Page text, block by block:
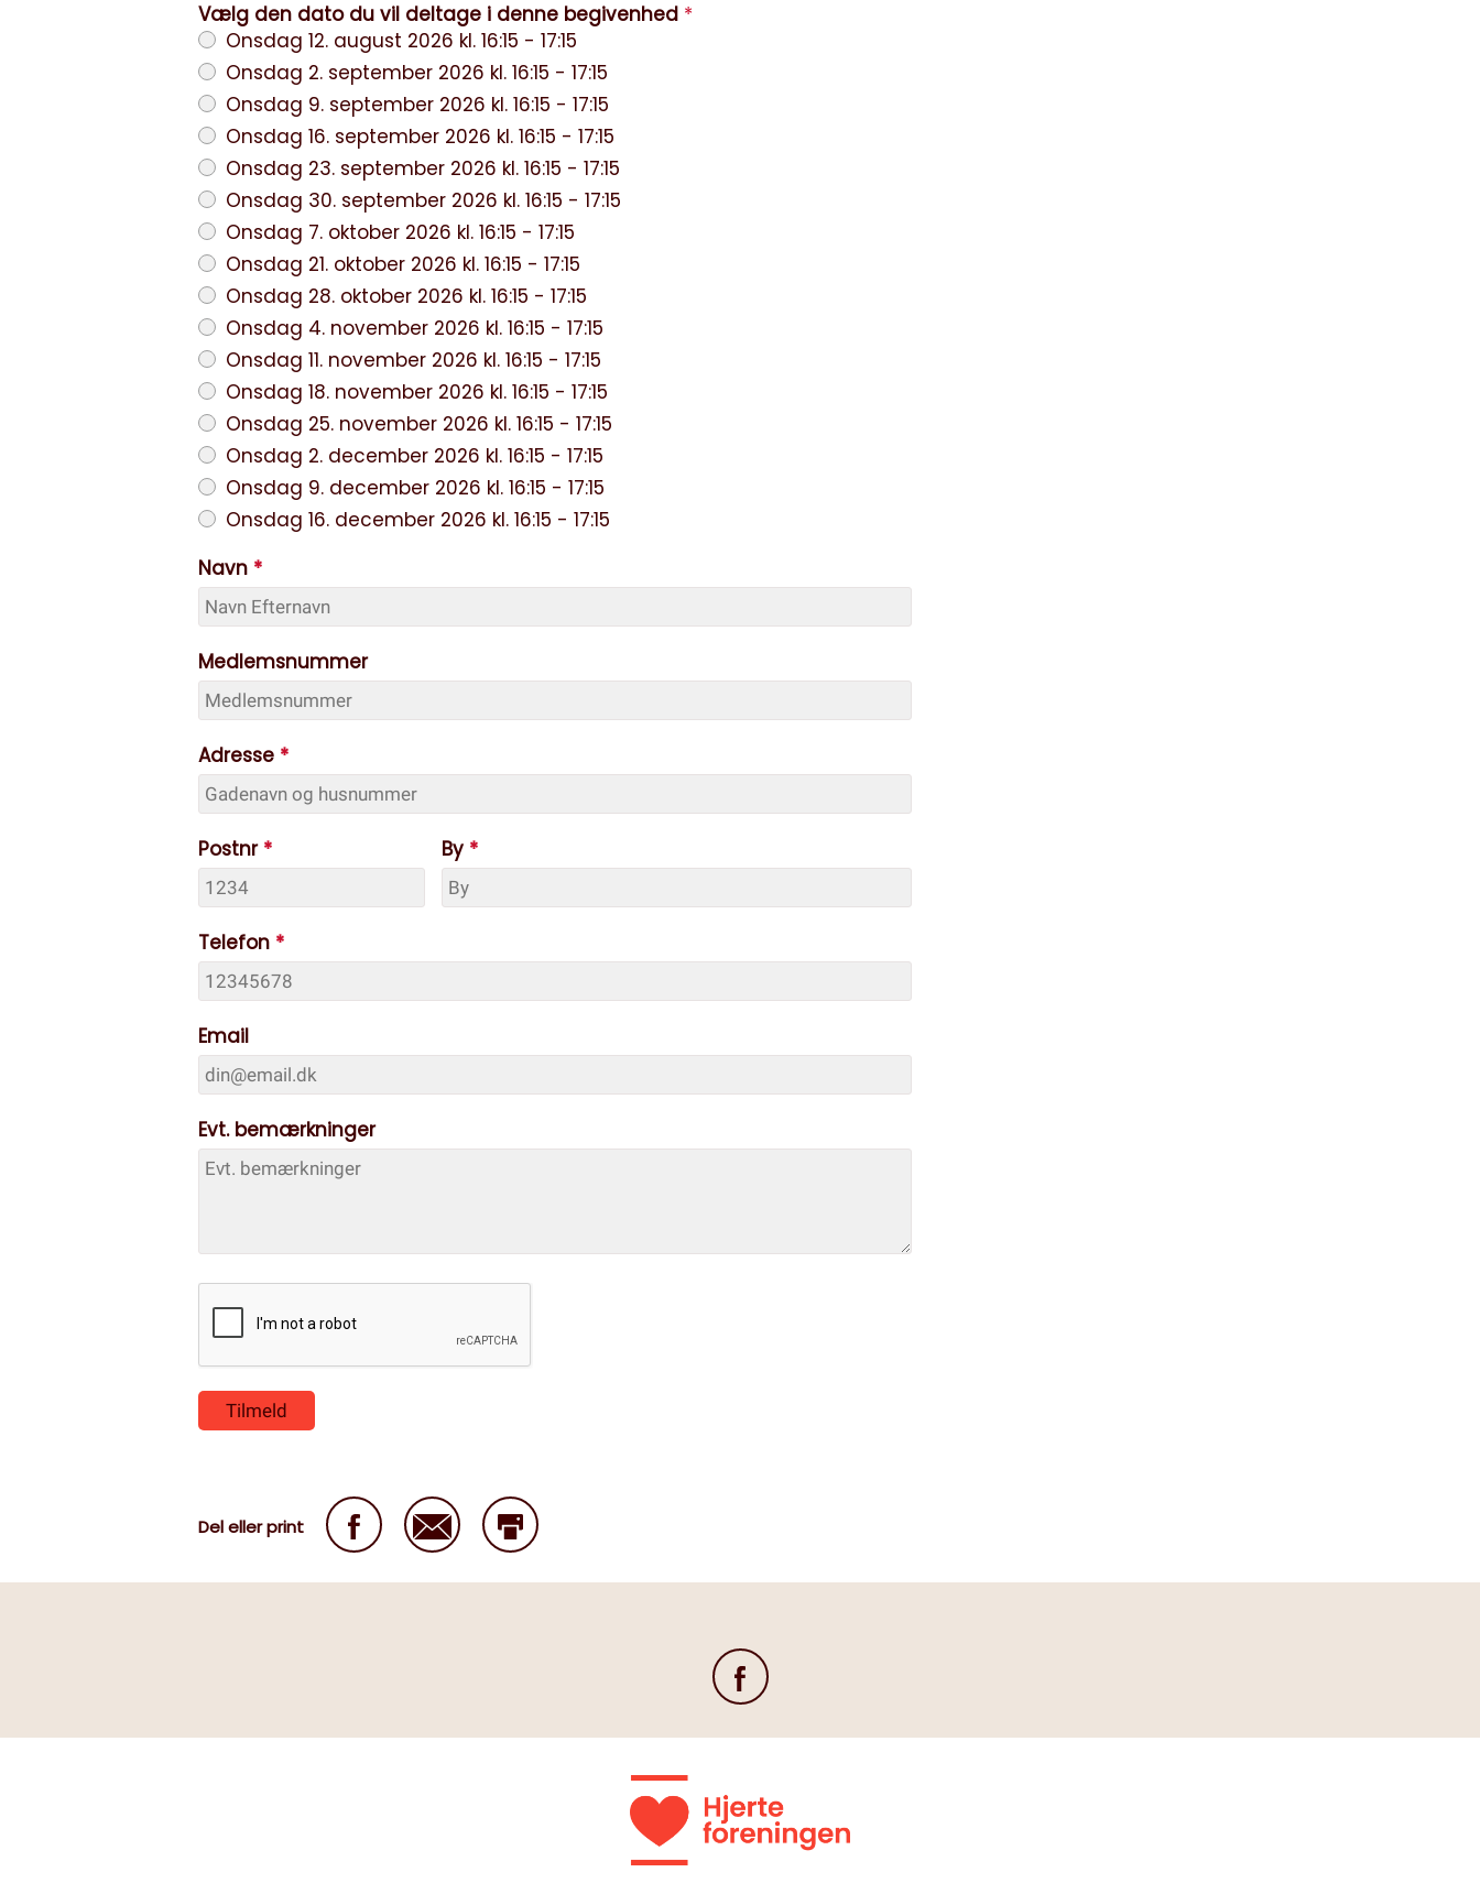
Vælg den dato du vil deltage i denne begivenhed *
Onsdag 12. august 2026 kl. 16:15 - 17:15
Onsdag 2. september 2026 kl. 16:15 - 17:15
Onsdag 9. september 2026 kl. 16:15 - 17:15
Onsdag 16. september 2026 kl. 16:15 - 17:15
Onsdag 23. september 2026 kl. 16:15 - 17:15
Onsdag 30. september 2026 kl. 16:15 - 17:15
Onsdag 7. oktober 2026 kl. 16:15 - 17:15
Onsdag 21. oktober 2026 kl. 16:15 - 17:15
Onsdag 28. oktober 2026 kl. 16:15 - 17:15
Onsdag 4. november 2026 kl. 16:15 - 17:15
Onsdag 11. november 2026 kl. 16:15 - 17:15
Onsdag 18. november 2026 kl. 16:15 - 17:15
Onsdag 25. november 2026 kl. 16:15 - 17:15
Onsdag 2. december 2026 kl. 16:15 - 17:15
Onsdag 9. december 2026 kl. 16:15 - 17:15
Onsdag 16. december 2026 kl. 16:15 - 17:15
Navn *
Medlemsnummer
Adresse *
Postnr * By *
Telefon *
Email
Evt. bemærkninger
Del eller print